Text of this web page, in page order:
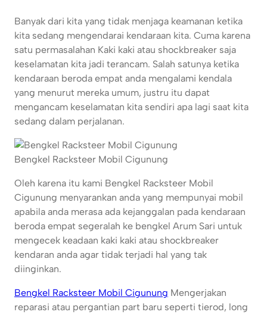
Banyak dari kita yang tidak menjaga keamanan ketika
kita sedang mengendarai kendaraan kita. Cuma karena
satu permasalahan Kaki kaki atau shockbreaker saja
keselamatan kita jadi terancam. Salah satunya ketika
kendaraan beroda empat anda mengalami kendala
yang menurut mereka umum, justru itu dapat
mengancam keselamatan kita sendiri apa lagi saat kita
sedang dalam perjalanan.
Bengkel Racksteer Mobil Cigunung
Oleh karena itu kami Bengkel Racksteer Mobil
Cigunung menyarankan anda yang mempunyai mobil
apabila anda merasa ada kejanggalan pada kendaraan
beroda empat segeralah ke bengkel Arum Sari untuk
mengecek keadaan kaki kaki atau shockbreaker
kendaran anda agar tidak terjadi hal yang tak
diinginkan.
Bengkel Racksteer Mobil Cigunung Mengerjakan
reparasi atau pergantian part baru seperti tierod, long